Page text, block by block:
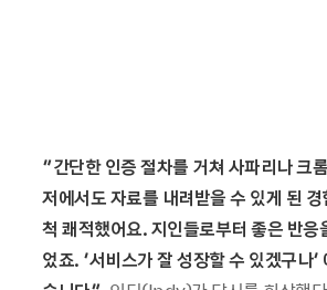
“간단한 인증 절차를 거쳐 사파리나 크
저에서도 자료를 내려받을 수 있게 된
척 쾌적했어요. 지인들로부터 좋은 반응
었죠. ‘서비스가 잘 성장할 수 있겠구나’